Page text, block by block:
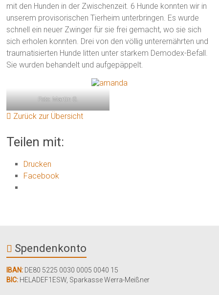
mit den Hunden in der Zwischenzeit. 6 Hunde konnten wir in
unserem provisorischen Tierheim unterbringen. Es wurde
schnell ein neuer Zwinger für sie frei gemacht, wo sie sich
sich erholen konnten. Drei von den völlig unterernährten und
traumatisierten Hunde litten unter starkem Demodex-Befall.
Sie wurden behandelt und aufgepäppelt.
Foto: Martin G.
Zurück zur Übersicht
Teilen mit:
Drucken
Facebook
Spendenkonto
IBAN: DE80 5225 0030 0005 0040 15
BIC: HELADEF1ESW Sparkasse Werra-Meißner